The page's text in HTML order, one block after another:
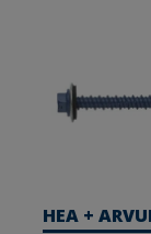
HEA +